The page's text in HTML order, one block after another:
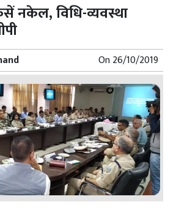
नकेल, विधि-व्यवस्था
On26/10/2019